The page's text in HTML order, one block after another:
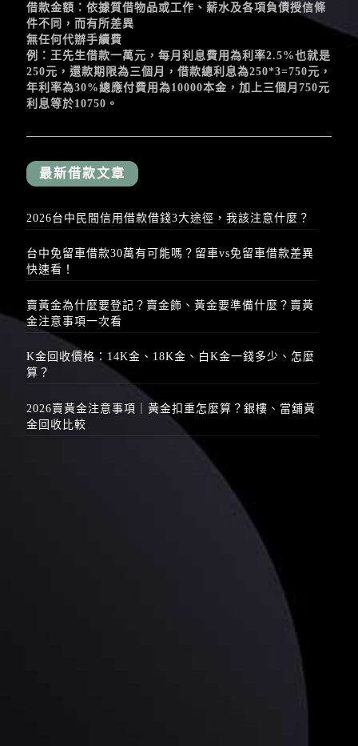
借款金額：依據質借物品或工作、薪水及各項負債授信條
件不同，而有所差異
無任何代辦手續費
例：王先生借款一萬元，每月利息費用為利率2.5%也就是
250元，還款期限為三個月，借款總利息為250*3=750元，
年利率為30%總應付費用為10000本金，加上三個月750元
利息等於10750。
最新借款文章
2026台中民間信用借款借錢3大途徑，我該注意什麼？
台中免留車借款30萬有可能嗎？留車vs免留車借款差異
快速看！
賣黃金為什麼要登記？賣金飾、黃金要準備什麼？賣黃
金注意事項一次看
K金回收價格：14K金、18K金、白K金一錢多少、怎麼
算？
2026賣黃金注意事項｜黃金扣重怎麼算？銀樓、當舖黃
金回收比較